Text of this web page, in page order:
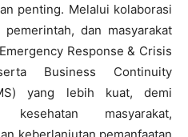
penting. Melalui kolaborasi
dan masyarakat
Response & Crisis
Business Continuity
yang lebih kuat, demi
kesehatan masyarakat,